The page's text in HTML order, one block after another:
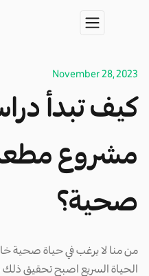
November 28, 2023
كيف تبدأ
مشروع
صحية؟
من منا لا يرغب في حياة صحية
الحياة السريع اصبح تحقيق